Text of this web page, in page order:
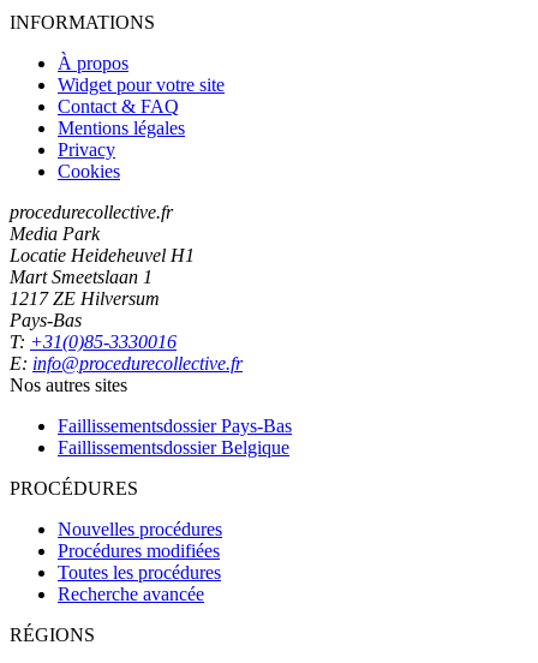
INFORMATIONS
À propos
Widget pour votre site
Contact & FAQ
Mentions légales
Privacy
Cookies
procedurecollective.fr
Media Park
Locatie Heideheuvel H1
Mart Smeetslaan 1
1217 ZE Hilversum
Pays-Bas
T: +31(0)85-3330016
E: info@procedurecollective.fr
Nos autres sites
Faillissementsdossier Pays-Bas
Faillissementsdossier Belgique
PROCÉDURES
Nouvelles procédures
Procédures modifiées
Toutes les procédures
Recherche avancée
RÉGIONS